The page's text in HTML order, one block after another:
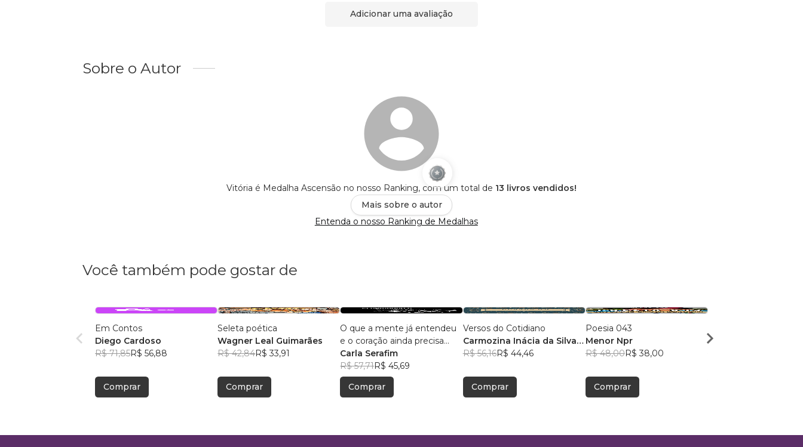
Adicionar uma avaliação
Sobre o Autor
Vitória é Medalha Ascensão no nosso Ranking, com um total de 13 livros vendidos!
Mais sobre o autor
Entenda o nosso Ranking de Medalhas
Você também pode gostar de
Em Contos
Diego Cardoso
R$ 71,85R$ 56,88
Comprar
Seleta poética
Wagner Leal Guimarães
R$ 42,84R$ 33,91
Comprar
O que a mente já entendeu
e o coração ainda precisa
aceitar
Carla Serafim
R$ 57,71R$ 45,69
Comprar
Versos do Cotidiano
Carmozina Inácia da Silva
Rodrigues
R$ 56,16R$ 44,46
Comprar
Poesia 043
Menor Npr
R$ 48,00R$ 38,00
Comprar
Victor Sousa Silva